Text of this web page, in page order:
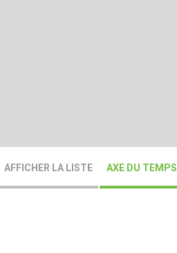
AFFICHER LA LISTE AXE DU TEMPS